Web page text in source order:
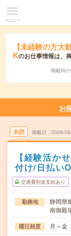
メニュー
【未経験の方
Kのお仕事情報は、
掲載時の
お
未読 掲載日 2026/
【経験活か
付け/日払い
交通費別途支給あり
勤務地
静岡県
南御殿
曜日頻度 月～金